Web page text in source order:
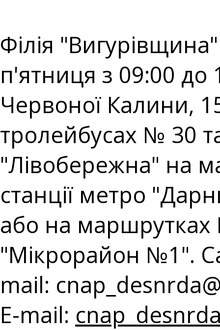
Філія
п'ятниця з 09:00 до
Червоної Калини,
тролейбусах № 30
"Лівобережна" на
станції метро
або на
"Мікрорайон №1".
mail:
E-mail: